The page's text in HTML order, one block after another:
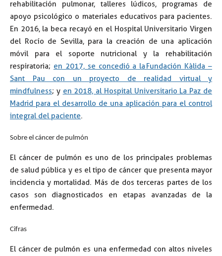
rehabilitación pulmonar, talleres lúdicos, programas de
apoyo psicológico o materiales educativos para pacientes.
En 2016, la beca recayó en el Hospital Universitario Virgen
del Rocío de Sevilla, para la creación de una aplicación
móvil para el soporte nutricional y la rehabilitación
respiratoria; en 2017, se concedió a la Fundación Kàlida –
Sant Pau con un proyecto de realidad virtual y
mindfulness; y en 2018, al Hospital Universitario La Paz de
Madrid para el desarrollo de una aplicación para el control
integral del paciente.
Sobre el cáncer de pulmón
El cáncer de pulmón es uno de los principales problemas
de salud pública y es el tipo de cáncer que presenta mayor
incidencia y mortalidad. Más de dos terceras partes de los
casos son diagnosticados en etapas avanzadas de la
enfermedad.
Cifras
El cáncer de pulmón es una enfermedad con altos niveles